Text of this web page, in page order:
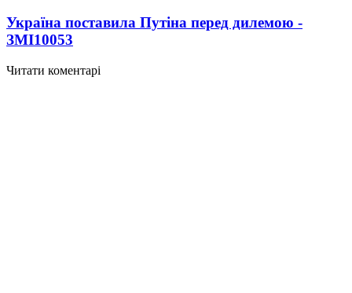
Україна поставила Путіна перед дилемою -
ЗМІ10053
Читати коментарі